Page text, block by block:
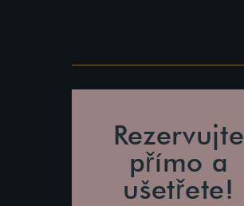
Rezervujte
přímo a
ušetřete!